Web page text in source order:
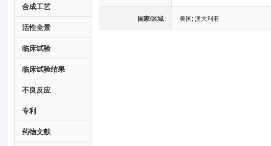
合成工艺
活性全景
临床试验
临床试验结果
不良反应
专利
药物文献
国家/区域 美国;澳大利亚